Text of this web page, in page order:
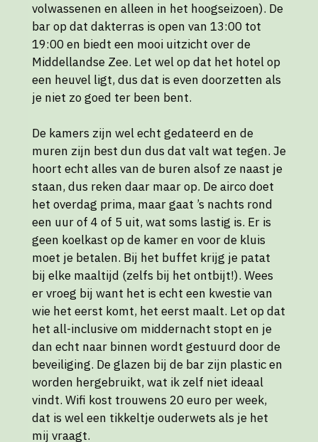
volwassenen en alleen in het hoogseizoen). De
bar op dat dakterras is open van 13:00 tot
19:00 en biedt een mooi uitzicht over de
Middellandse Zee. Let wel op dat het hotel op
een heuvel ligt, dus dat is even doorzetten als
je niet zo goed ter been bent.
De kamers zijn wel echt gedateerd en de
muren zijn best dun dus dat valt wat tegen. Je
hoort echt alles van de buren alsof ze naast je
staan, dus reken daar maar op. De airco doet
het overdag prima, maar gaat ’s nachts rond
een uur of 4 of 5 uit, wat soms lastig is. Er is
geen koelkast op de kamer en voor de kluis
moet je betalen. Bij het buffet krijg je patat
bij elke maaltijd (zelfs bij het ontbijt!). Wees
er vroeg bij want het is echt een kwestie van
wie het eerst komt, het eerst maalt. Let op dat
het all-inclusive om middernacht stopt en je
dan echt naar binnen wordt gestuurd door de
beveiliging. De glazen bij de bar zijn plastic en
worden hergebruikt, wat ik zelf niet ideaal
vindt. Wifi kost trouwens 20 euro per week,
dat is wel een tikkeltje ouderwets als je het
mij vraagt.